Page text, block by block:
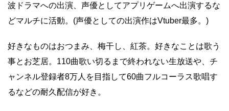
波ドラマへの出演、声優としてアプリゲームへ出演するな
どマルチに活動。(声優としての出演作はVtuber最多。)
好きなものはおつまみ、梅干し、紅茶。好きなことは歌う
事とお芝居。110曲歌い切るまで終われない生放送や、チ
ャンネル登録者8万人を目指して60曲フルコーラス歌唱す
るなどの耐久配信が好き。